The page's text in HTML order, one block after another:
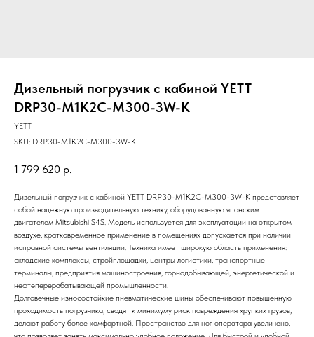
Дизельный погрузчик с кабиной YETT
DRP30-M1K2C-M300-3W-K
YETT
SKU: DRP30-M1K2C-M300-3W-K
1 799 620 р.
Дизельный погрузчик с кабиной YETT DRP30-M1K2C-M300-3W-K представляет
собой надежную производительную технику, оборудованную японским
двигателем Mitsubishi S4S. Модель используется для эксплуатации на открытом
воздухе, кратковременное применение в помещениях допускается при наличии
исправной системы вентиляции. Техника имеет широкую область применения:
складские комплексы, стройплощадки, центры логистики, транспортные
терминалы, предприятия машиностроения, горнодобывающей, энергетической и
нефтеперерабатывающей промышленности.
Долговечные износостойкие пневматические шины обеспечивают повышенную
проходимость погрузчика, сводят к минимуму риск повреждения хрупких грузов,
делают работу более комфортной. Пространство для ног оператора увеличено,